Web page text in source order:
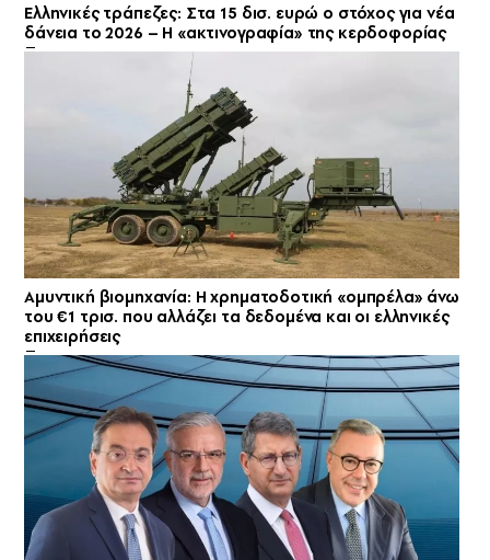
Ελληνικές τράπεζες: Στα 15 δισ. ευρώ ο στόχος για νέα
δάνεια το 2026 – Η «ακτινογραφία» της κερδοφορίας
Αμυντική βιομηχανία: Η χρηματοδοτική «ομπρέλα» άνω
του €1 τρισ. που αλλάζει τα δεδομένα και οι ελληνικές
επιχειρήσεις